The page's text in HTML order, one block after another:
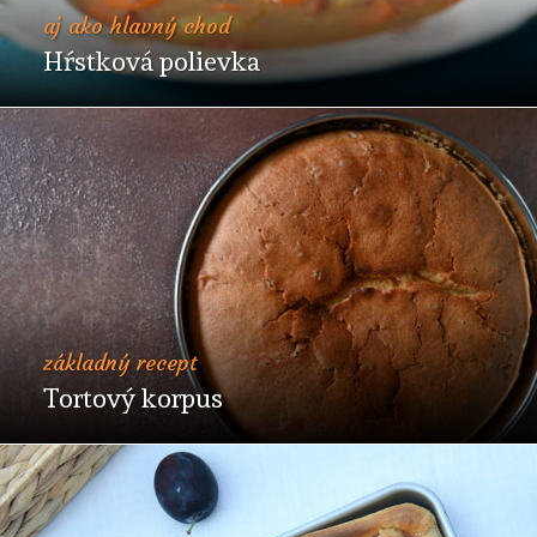
aj ako hlavný chod
Hŕstková polievka
základný recept
Tortový korpus